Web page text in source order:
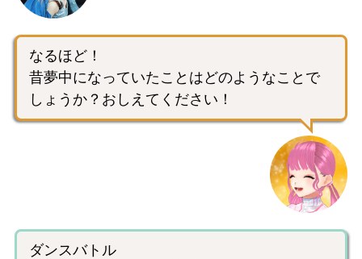
なるほど！
昔夢中になっていたことはどのようなことで
しょうか？おしえてください！
ダンスバトル